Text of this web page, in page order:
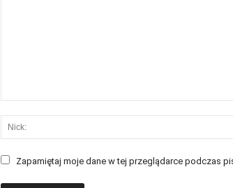
Zapamiętaj moje dane w tej przeglądarce podczas